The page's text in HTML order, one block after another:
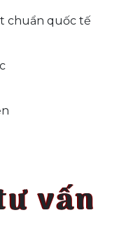
chuẩn quốc tế
vấn